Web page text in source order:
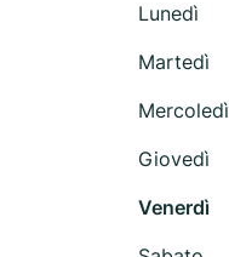
Lunedì
Martedì
Mercoledì
Giovedì
Venerdì